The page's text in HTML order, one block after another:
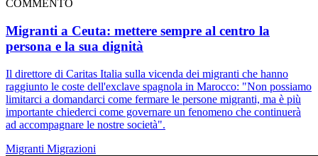
COMMENTO
Migranti a Ceuta: mettere sempre al centro la
persona e la sua dignità
Il direttore di Caritas Italia sulla vicenda dei migranti che hanno
raggiunto le coste dell'exclave spagnola in Marocco: "Non possiamo
limitarci a domandarci come fermare le persone migranti, ma è più
importante chiederci come governare un fenomeno che continuerà
ad accompagnare le nostre società".
Migranti Migrazioni